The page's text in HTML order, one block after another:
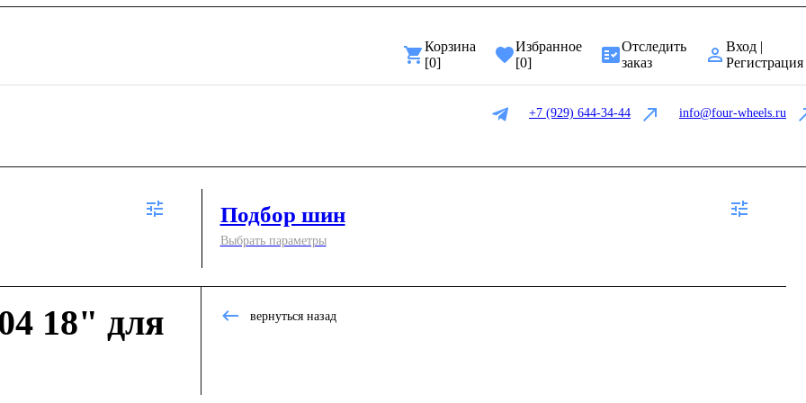
Корзина
[0]
Избранное
[0]
Отследить
заказ
Вход |
Регистрация
+7 (929) 644-34-44 info@four-wheels.ru
Подбор шин
Выбрать параметры
18" для вернуться назад